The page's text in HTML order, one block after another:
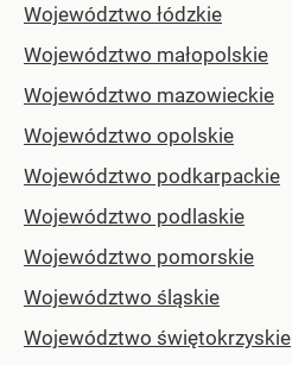
Województwo łódzkie
Województwo małopolskie
Województwo mazowieckie
Województwo opolskie
Województwo podkarpackie
Województwo podlaskie
Województwo pomorskie
Województwo śląskie
Województwo świętokrzyskie